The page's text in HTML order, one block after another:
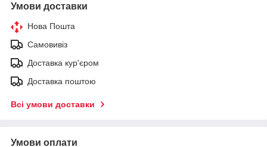
Умови доставки
Нова Пошта
Самовивіз
Доставка кур'єром
Доставка поштою
Всі умови доставки
Умови оплати